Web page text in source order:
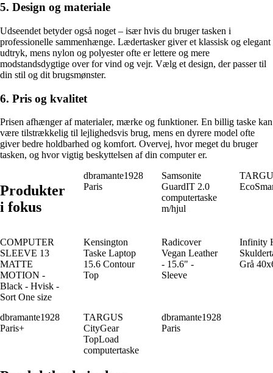
5. Design og materiale
Udseendet betyder også noget – især hvis du bruger tasken i
professionelle sammenhænge. Lædertasker giver et klassisk og elegant
udtryk, mens nylon og polyester ofte er lettere og mere
modstandsdygtige over for vind og vejr. Vælg et design, der passer til
din stil og dit brugsmønster.
6. Pris og kvalitet
Prisen afhænger af materialer, mærke og funktioner. En billig taske kan
være tilstrækkelig til lejlighedsvis brug, mens en dyrere model ofte
giver bedre holdbarhed og komfort. Overvej, hvor meget du bruger
tasken, og hvor vigtig beskyttelsen af din computer er.
Produkter
i fokus
dbramante1928
Paris
Samsonite
GuardIT 2.0
computertaske
m/hjul
COMPUTER
SLEEVE 13
MATTE
MOTION -
Black - Hvisk -
Sort One size
Kensington
Taske Laptop
15.6 Contour
Top
Radicover
Vegan Leather
- 15.6" -
Sleeve
Infinity
Grå
dbramante1928
Paris+
TARGUS
CityGear
TopLoad
computertaske
dbramante1928
Paris